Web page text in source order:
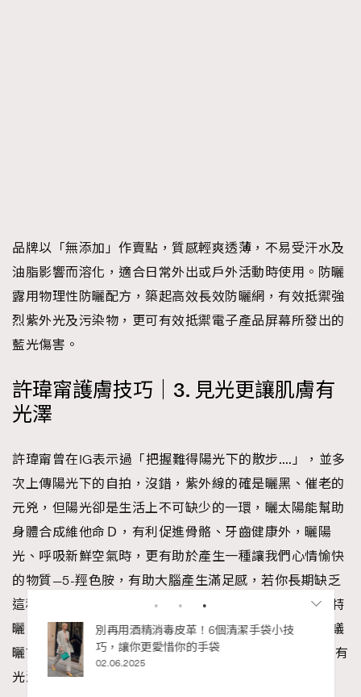
品牌以「無添加」作賣點，質感輕爽透薄，不易受汗水及
油脂影響而溶化，適合日常外出或戶外活動時使用。防曬
露用物理性防曬配方，築起高效長效防曬網，有效抵禦強
烈紫外光及污染物，更可有效抵禦電子產品屏幕所發出的
藍光傷害。
許瑋甯護膚技巧｜3. 見光更讓肌膚有
光澤
許瑋甯曾在IG表示過「把握難得陽光下的散步….」，並多
次上傳陽光下的自拍，沒錯，紫外線的確是曬黑、催老的
元兇，但陽光卻是生活上不可缺少的一環，曬太陽能幫助
身體合成維他命Ｄ，有利促進骨骼、牙齒健康外，曬陽
光、呼吸新鮮空氣時，更有助於產生一種讓我們心情愉快
的物質—5-羥色胺，有助大腦產生滿足感，若你長期缺乏
這種物質，會更易感覺到沮喪情緒低落。當然不是大曬特
曬，像許瑋甯般每次出門前好好做好防曬準備，專家建議
曬10-15分鐘，已能讓你感覺煥熱一新，心情好肌膚自然有
光澤。
的顯
別再用酒精消毒皮革！6個清潔手袋小技
巧，讓你更愛惜你的手袋
02.06.2025